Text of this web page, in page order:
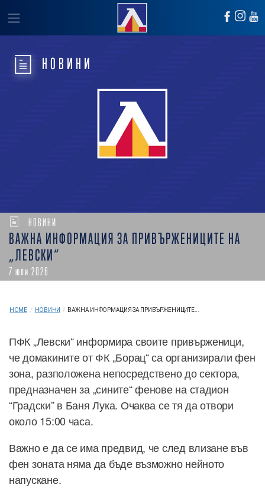
НОВИНИ
НОВИНИ
ВАЖНА ИНФОРМАЦИЯ ЗА ПРИВЪРЖЕНИЦИТЕ НА
„ЛЕВСКИ“
7 юли 2026
HOME / НОВИНИ / ВАЖНА ИНФОРМАЦИЯ ЗА ПРИВЪРЖЕНИЦИТЕ...
ПФК „Левски“ информира своите привърженици,
че домакините от ФК „Борац“ са организирали фен
зона, разположена непосредствено до сектора,
предназначен за „сините“ фенове на стадион
“Градски” в Баня Лука. Очаква се тя да отвори
около 15:00 часа.
Важно е да се има предвид, че след влизане във
фен зоната няма да бъде възможно нейното
напускане.